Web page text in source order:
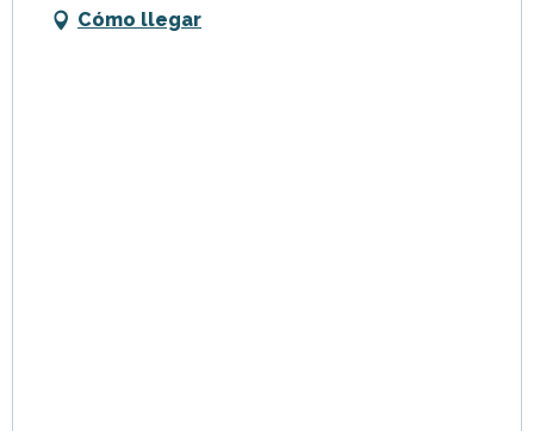
Cómo llegar